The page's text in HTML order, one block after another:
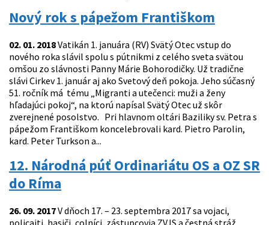
Nový rok s pápežom Františkom
02. 01. 2018Vatikán 1. januára (RV) Svätý Otec vstup do
nového roka slávil spolu s pútnikmi z celého sveta svätou
omšou zo slávnosti Panny Márie Bohorodičky. Už tradične
slávi Cirkev 1. január aj ako Svetový deň pokoja. Jeho súčasný
51. ročník má tému „Migranti a utečenci: muži a ženy
hľadajúci pokoj“, na ktorú napísal Svätý Otec už skôr
zverejnené posolstvo. Pri hlavnom oltári Baziliky sv. Petra s
pápežom Františkom koncelebrovali kard. Pietro Parolin,
kard. Peter Turkson a...
12. Národná púť Ordinariátu OS a OZ SR
do Ríma
26. 09. 2017V dňoch 17. – 23. septembra 2017 sa vojaci,